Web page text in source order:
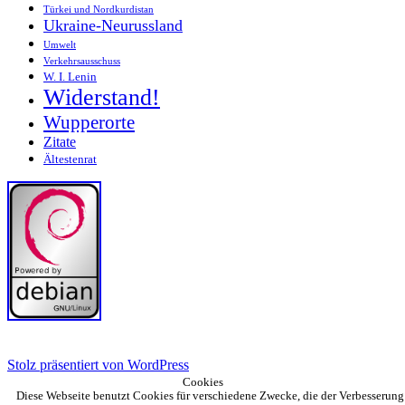
Türkei und Nordkurdistan
Ukraine-Neurussland
Umwelt
Verkehrsausschuss
W. I. Lenin
Widerstand!
Wupperorte
Zitate
Ältestenrat
Stolz präsentiert von WordPress
Diese Webseite benutzt Cookies für verschiedene Zwecke, die der Verbesserung
Cookies